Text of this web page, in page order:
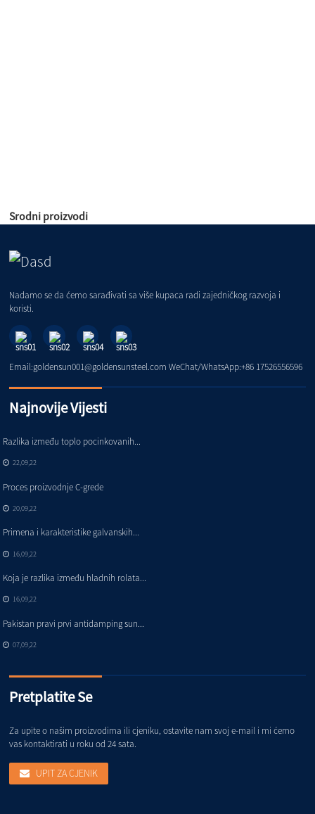
Srodni proizvodi
Nadamo se da ćemo sarađivati ​​sa više kupaca radi zajedničkog razvoja i
koristi.
Email:goldensun001@goldensunsteel.com WeChat/WhatsApp:+86 17526556596
Najnovije Vijesti
Razlika između toplo pocinkovanih...
22,09,22
Proces proizvodnje C-grede
20,09,22
Primena i karakteristike galvanskih...
16,09,22
Koja je razlika između hladnih rolata...
16,09,22
Pakistan pravi prvi antidamping sun...
07,09,22
Pretplatite Se
Za upite o našim proizvodima ili cjeniku, ostavite nam svoj e-mail i mi ćemo
vas kontaktirati u roku od 24 sata.
UPIT ZA CJENIK